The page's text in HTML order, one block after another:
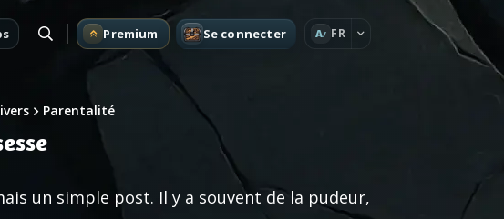
Premium Se connecter A FR
Parentalité
un simple post. Il y a souvent de la pudeur,